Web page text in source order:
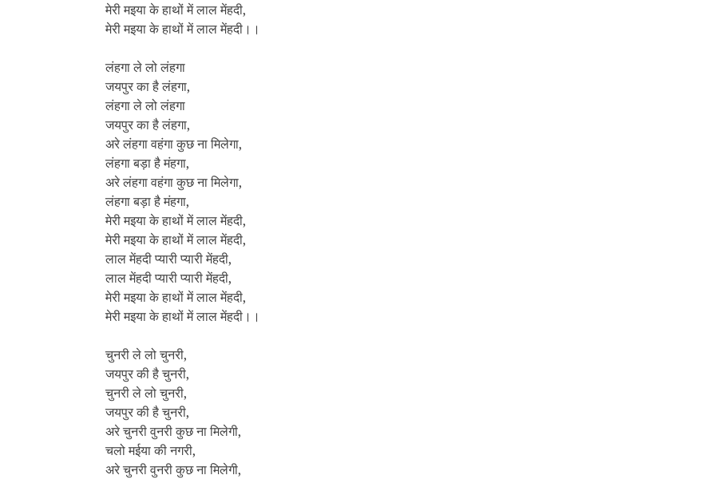
मेरी मइया के हाथों में लाल मेंहदी,
मेरी मइया के हाथों में लाल मेंहदी।।
लंहगा ले लो लंहगा
जयपुर का है लंहगा,
लंहगा ले लो लंहगा
जयपुर का है लंहगा,
अरे लंहगा वहंगा कुछ ना मिलेगा,
लंहगा बड़ा है मंहगा,
अरे लंहगा वहंगा कुछ ना मिलेगा,
लंहगा बड़ा है मंहगा,
मेरी मइया के हाथों में लाल मेंहदी,
मेरी मइया के हाथों में लाल मेंहदी,
लाल मेंहदी प्यारी प्यारी मेंहदी,
लाल मेंहदी प्यारी प्यारी मेंहदी,
मेरी मइया के हाथों में लाल मेंहदी,
मेरी मइया के हाथों में लाल मेंहदी।।
चुनरी ले लो चुनरी,
जयपुर की है चुनरी,
चुनरी ले लो चुनरी,
जयपुर की है चुनरी,
अरे चुनरी वुनरी कुछ ना मिलेगी,
चलो मईया की नगरी,
अरे चुनरी वुनरी कुछ ना मिलेगी,